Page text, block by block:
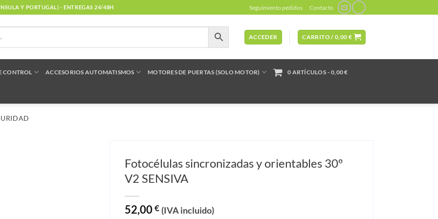
Y PORTUGAL) - ENTREGAS 24/48H Seguimiento pedidos Contacto
ACCEDER CARRITO / 0,00 €
CONTROL ACCESORIOS AUTOMATISMOS MOTORES DE PUERTAS (SOLO MOTOR) 0 ARTÍCULOS 0,00 €
Fotocélulas sincronizadas y orientables 30º
V2 SENSIVA
52,00 € (IVA incluido)